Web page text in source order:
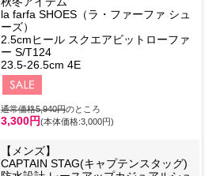
la farfa SHOES（ラ・ファーファ シュ
ーズ）
2.5cmヒール スクエアビットローファ
ー S/T124
23.5-26.5cm 4E
通常価格5,940円のところ
3,300円(本体価格:3,000円)
【メンズ】
CAPTAIN STAG(キャプテンスタッグ)